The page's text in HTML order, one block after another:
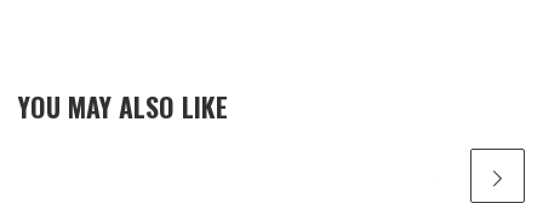
YOU MAY ALSO LIKE